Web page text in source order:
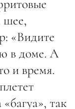
шее,
«Видите
в доме. А
и время.
так